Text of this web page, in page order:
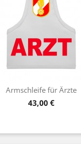
Armschleife für Ärzte
Preis
43,00 €